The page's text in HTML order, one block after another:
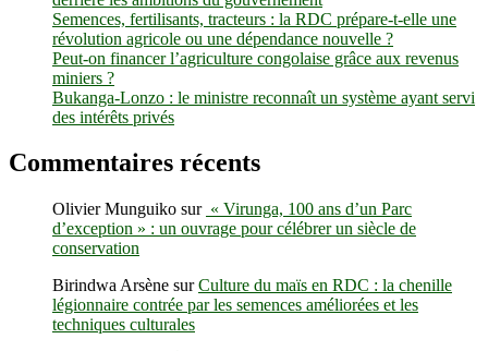
(ovaires
micropolykystiques)
à
la
base
de
chez
la
à
Butembo
(Etude)
Semences, fertilisants, tracteurs : la RDC prépare-t-elle une
révolution agricole ou une dépendance nouvelle ?
Peut-on financer l’agriculture congolaise grâce aux revenus
miniers ?
Bukanga-Lonzo : le ministre reconnaît un système ayant servi
des intérêts privés
Commentaires récents
Olivier Munguiko sur « Virunga, 100 ans d’un Parc
d’exception » : un ouvrage pour célébrer un siècle de
conservation
Birindwa Arsène surCulture du maïs en RDC : la chenille
légionnaire contrée par les semences améliorées et les
techniques culturales